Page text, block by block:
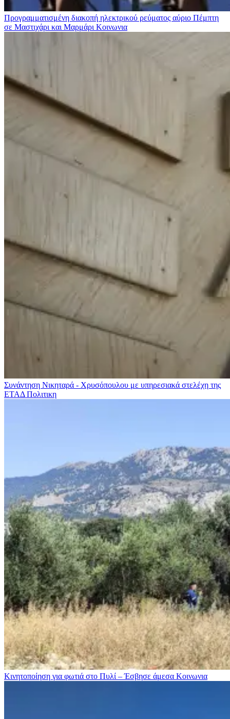
Προγραμματισμένη διακοπή ηλεκτρικού ρεύματος αύριο Πέμπτη
σε Μαστιχάρι και Μαρμάρι Κοινωνια
Συνάντηση Νικηταρά - Χρυσόπουλου με υπηρεσιακά στελέχη της
ΕΤΑΔΠολιτικη
Κινητοποίηση για φωτιά στo Πυλί – Έσβησε άμεσα Κοινωνια